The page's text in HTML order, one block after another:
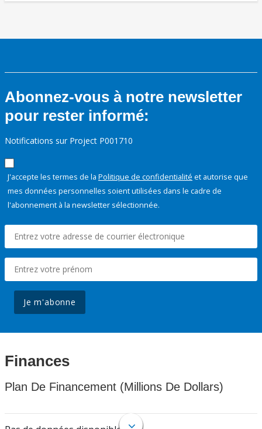
Abonnez-vous à notre newsletter
pour rester informé:
Notifications sur Project P001710
J'accepte les termes de la Politique de confidentialité et autorise que
mes données personnelles soient utilisées dans le cadre de
l'abonnement à la newsletter sélectionnée.
Je m'abonne
Finances
Plan De Financement (Millions De Dollars)